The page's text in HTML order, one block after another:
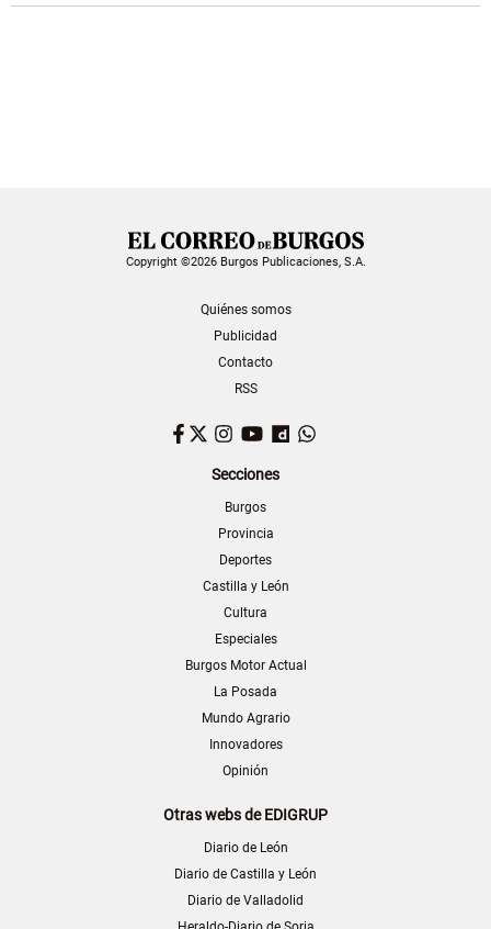
Copyright ©2026 Burgos Publicaciones, S.A.
Quiénes somos
Publicidad
Contacto
RSS
Facebook
TwitterInstagram
YouTubeDailymotion
Secciones
Burgos
Provincia
Deportes
Castilla y León
Cultura
Especiales
Burgos Motor Actual
La Posada
Mundo Agrario
Innovadores
Opinión
Otras webs de EDIGRUP
Diario de León
Diario de Castilla y León
Diario de Valladolid